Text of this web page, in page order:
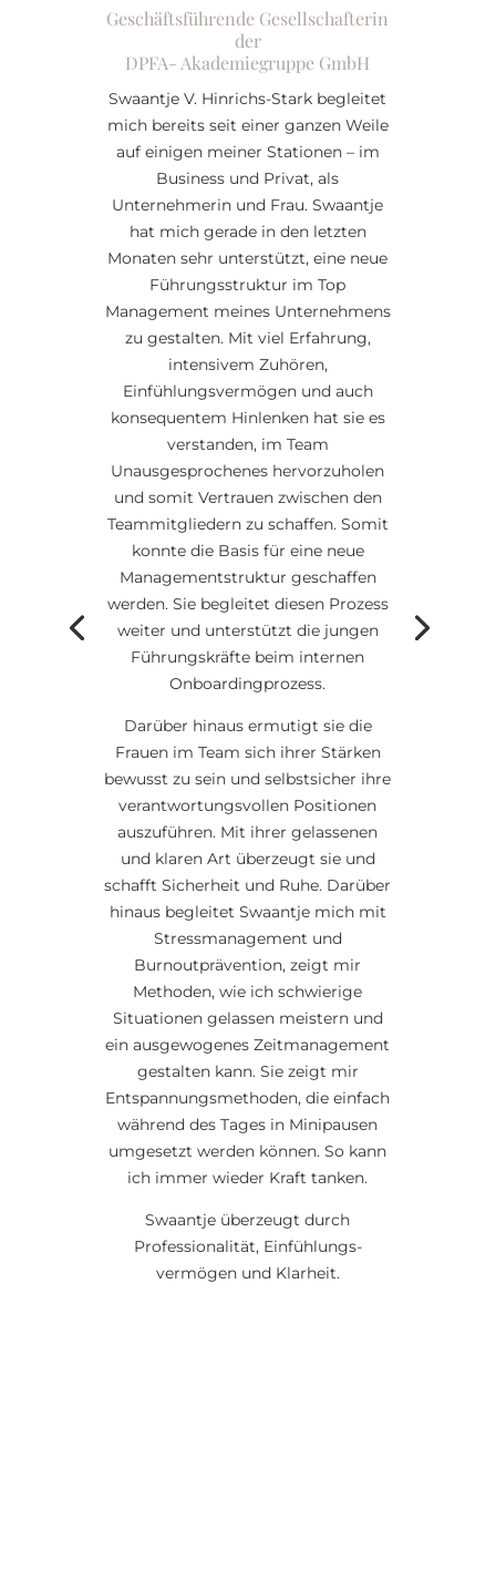
Geschäftsführende Gesellschafterin
der
DPFA- Akademiegruppe GmbH
Swaantje V. Hinrichs-Stark begleitet
mich bereits seit einer ganzen Weile
auf einigen meiner Stationen – im
Business und Privat, als
Unternehmerin und Frau. Swaantje
hat mich gerade in den letzten
Monaten sehr unterstützt, eine neue
Führungsstruktur im Top
Management meines Unternehmens
zu gestalten. Mit viel Erfahrung,
intensivem Zuhören,
Einfühlungsvermögen und auch
konsequentem Hinlenken hat sie es
verstanden, im Team
Unausgesprochenes hervorzuholen
und somit Vertrauen zwischen den
Teammitgliedern zu schaffen. Somit
konnte die Basis für eine neue
Managementstruktur geschaffen
werden. Sie begleitet diesen Prozess
weiter und unterstützt die jungen
Führungskräfte beim internen
Onboardingprozess.
Darüber hinaus ermutigt sie die
Frauen im Team sich ihrer Stärken
bewusst zu sein und selbstsicher ihre
verantwortungsvollen Positionen
auszuführen. Mit ihrer gelassenen
und klaren Art überzeugt sie und
schafft Sicherheit und Ruhe. Darüber
hinaus begleitet Swaantje mich mit
Stressmanagement und
Burnoutprävention, zeigt mir
Methoden, wie ich schwierige
Situationen gelassen meistern und
ein ausgewogenes Zeitmanagement
gestalten kann. Sie zeigt mir
Entspannungsmethoden, die einfach
während des Tages in Minipausen
umgesetzt werden können. So kann
ich immer wieder Kraft tanken.
Swaantje überzeugt durch
Professionalität, Einfühlungs-
vermögen und Klarheit.